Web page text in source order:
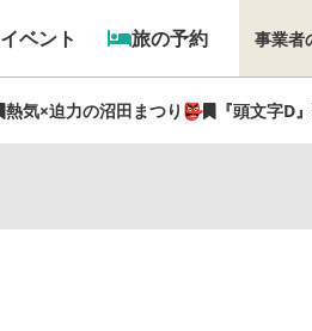
イベント 旅の予約
熱気×迫力の沼田まつり👺 『頭文字D
事業者